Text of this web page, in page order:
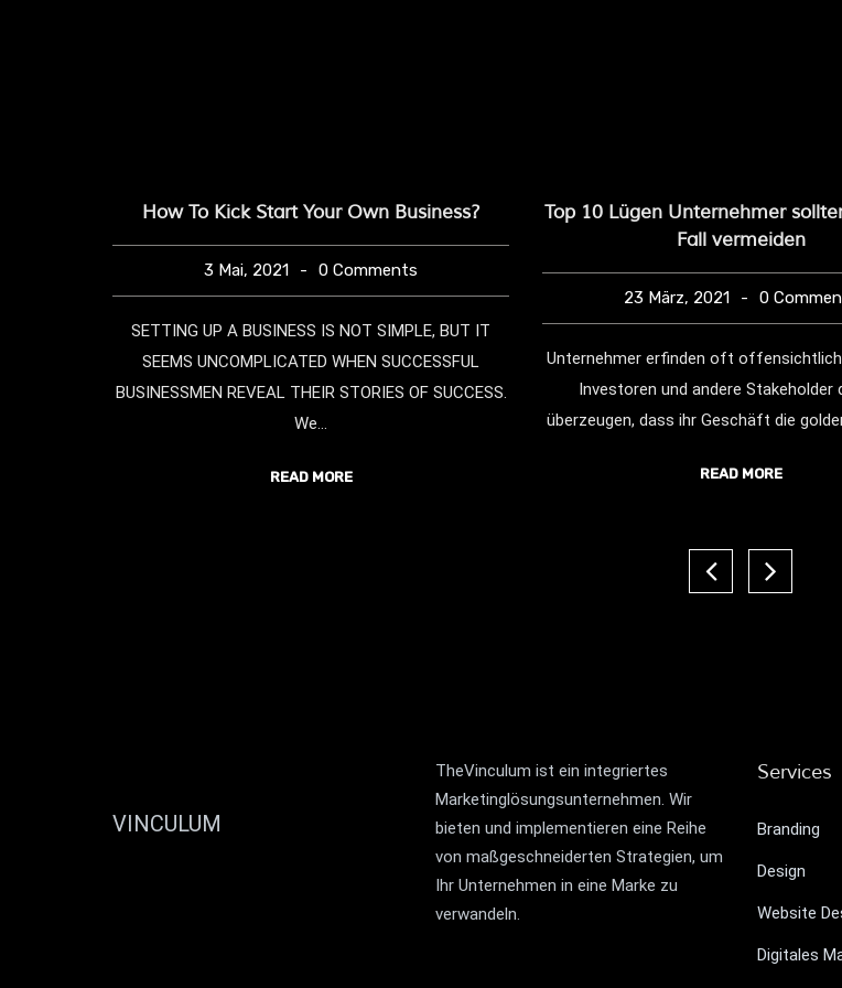
How To Kick Start Your Own Business?
3 Mai, 2021 0 Comments
SETTING UP A BUSINESS IS NOT SIMPLE, BUT IT
SEEMS UNCOMPLICATED WHEN SUCCESSFUL
BUSINESSMEN REVEAL THEIR STORIES OF SUCCESS.
We...
READ MORE
Top 10 Lügen Unternehmer
Fall vermeiden
23 März, 2021 0
Unternehmer erfinden oft
Investoren und andere Stakeholder
überzeugen, dass ihr Geschäft die
READ MORE
VINCULUM
TheVinculum ist ein integriertes
Marketinglösungsunternehmen. Wir
bieten und implementieren eine Reihe
von maßgeschneiderten Strategien, um
Ihr Unternehmen in eine Marke zu
verwandeln.
Services
Branding
Design
Website
Digitales